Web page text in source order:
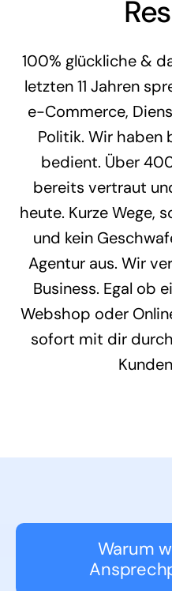
100% glückliche &
letzten 11 Jahren
e-Commerce,
Politik. Wir haben
bedient. Über
bereits vertraut
heute. Kurze Wege,
und kein
Agentur aus. Wir
Business. Egal ob
Webshop oder
sofort mit dir
Warum